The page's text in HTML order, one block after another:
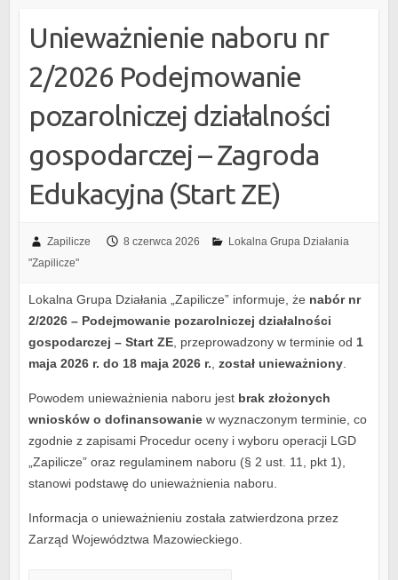
Unieważnienie naboru nr
2/2026 Podejmowanie
pozarolniczej działalności
gospodarczej – Zagroda
Edukacyjna (Start ZE)
Zapilicze 8 czerwca 2026
Lokalna Grupa Działania
"Zapilicze"
Lokalna Grupa Działania „Zapilicze” informuje, że nabór nr
2/2026 – Podejmowanie pozarolniczej działalności
gospodarczej – Start ZE, przeprowadzony w terminie od 1
maja 2026 r. do 18 maja 2026 r., został unieważniony.
Powodem unieważnienia naboru jest brak złożonych
wniosków o dofinansowaniew wyznaczonym terminie, co
zgodnie z zapisami Procedur oceny i wyboru operacji LGD
„Zapilicze” oraz regulaminem naboru (§ 2 ust. 11, pkt 1),
stanowi podstawę do unieważnienia naboru.
Informacja o unieważnieniu została zatwierdzona przez
Zarząd Województwa Mazowieckiego.